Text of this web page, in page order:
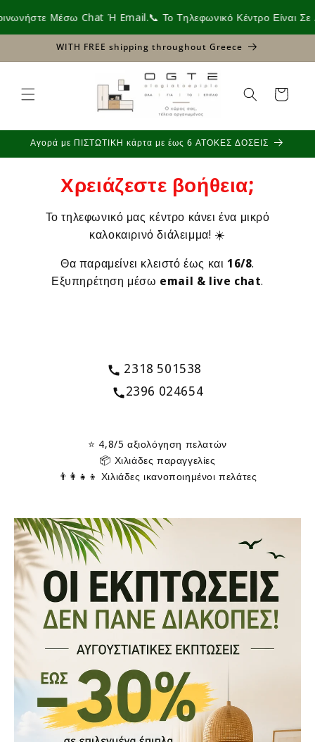
content
Chat Ή Email.📞 Το Τηλεφωνικό Κέντρο Είναι Σε
WITH FREE shipping throughout Greece
Cart
Αγορά με ΠΙΣΤΩΤΙΚΗ κάρτα με έως 6 ΑΤΟΚΕΣ ΔΟΣΕΙΣ
Χρειάζεστε βοήθεια;
Το τηλεφωνικό μας κέντρο κάνει ένα μικρό
καλοκαιρινό διάλειμμα! ☀️
Θα παραμείνει κλειστό έως και 16/8.
Εξυπηρέτηση μέσω email & live chat.
2318 501538
2396 024654
⭐ 4,8/5 αξιολόγηση πελατών
📦 Χιλιάδες παραγγελίες
👨‍👩‍👧‍👦 Χιλιάδες ικανοποιημένοι πελάτες